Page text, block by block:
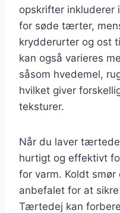
opskrifter inkluderer
for søde tærter,
krydderurter og ost
kan også varieres
såsom hvedemel,
hvilket giver
teksturer.
Når du laver
hurtigt og effektivt
for varm. Koldt
anbefalet for at
Tærtedej kan